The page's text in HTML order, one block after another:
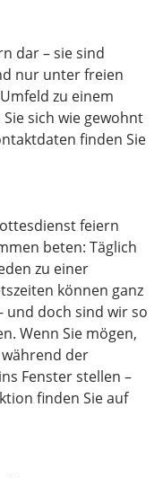
dar – sie sind
nur unter freien
zu einem
sich wie gewohnt
finden Sie
feiern
beten: Täglich
zu einer
können ganz
und doch sind wir so
Wenn Sie mögen,
der
Fenster stellen –
finden Sie auf